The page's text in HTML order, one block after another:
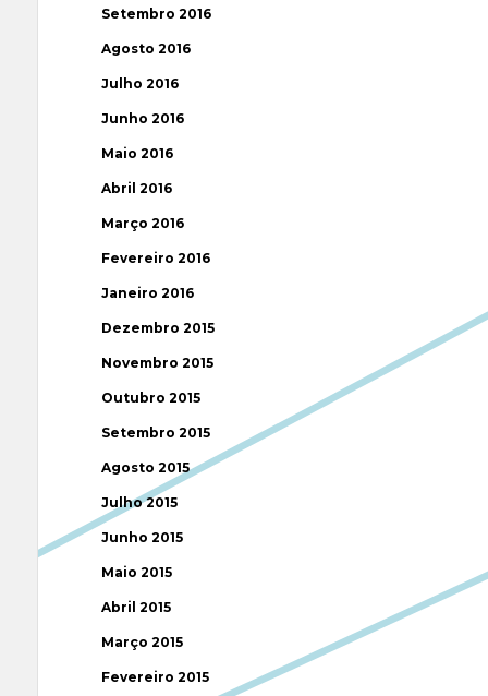
Setembro 2016
Agosto 2016
Julho 2016
Junho 2016
Maio 2016
Abril 2016
Março 2016
Fevereiro 2016
Janeiro 2016
Dezembro 2015
Novembro 2015
Outubro 2015
Setembro 2015
Agosto 2015
Julho 2015
Junho 2015
Maio 2015
Abril 2015
Março 2015
Fevereiro 2015